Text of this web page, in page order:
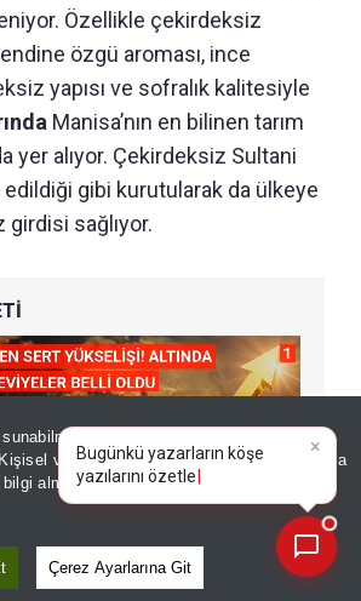
adına sitemizde
verileriniz, KVKK ve GDPR kapsamında
bilgi almak içinAydınlatma Metnimizi
Çerez Ayarlarına Git
Özellikle çekirdeksiz
özgü aroması, ince
yapısı ve sofralık kalitesiyle
Manisa’nın en bilinen tarım
yer alıyor. Çekirdeksiz Sultani
gibi kurutularak da ülkeye
sağlıyor.
×
Bugünkü yazarların köşe
yazılarını özetleyin!